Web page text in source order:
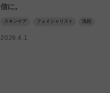
信に。
スキンケア フェイシャリスト 洗顔
2026.4.1